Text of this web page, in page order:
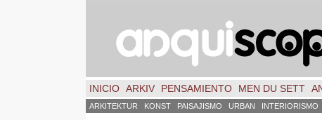
INICIO ARKIV PENSAMIENTO MEN DU SETT
ARKITEKTUR KONST PAISAJISMO URBAN INTERIORISMO